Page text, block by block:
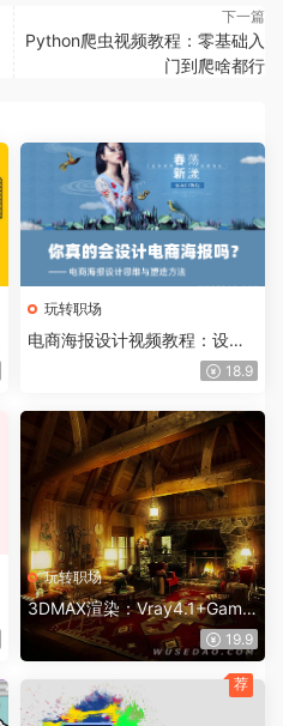
下一篇
Python爬虫视频教程：零基础入
门到爬啥都行
玩转职场
电商海报设计视频教程：设计
18.9
玩转职场
3DMAX渲染：Vray4.1+Gama
2.2+Ipr交互渲染
19.9
荐